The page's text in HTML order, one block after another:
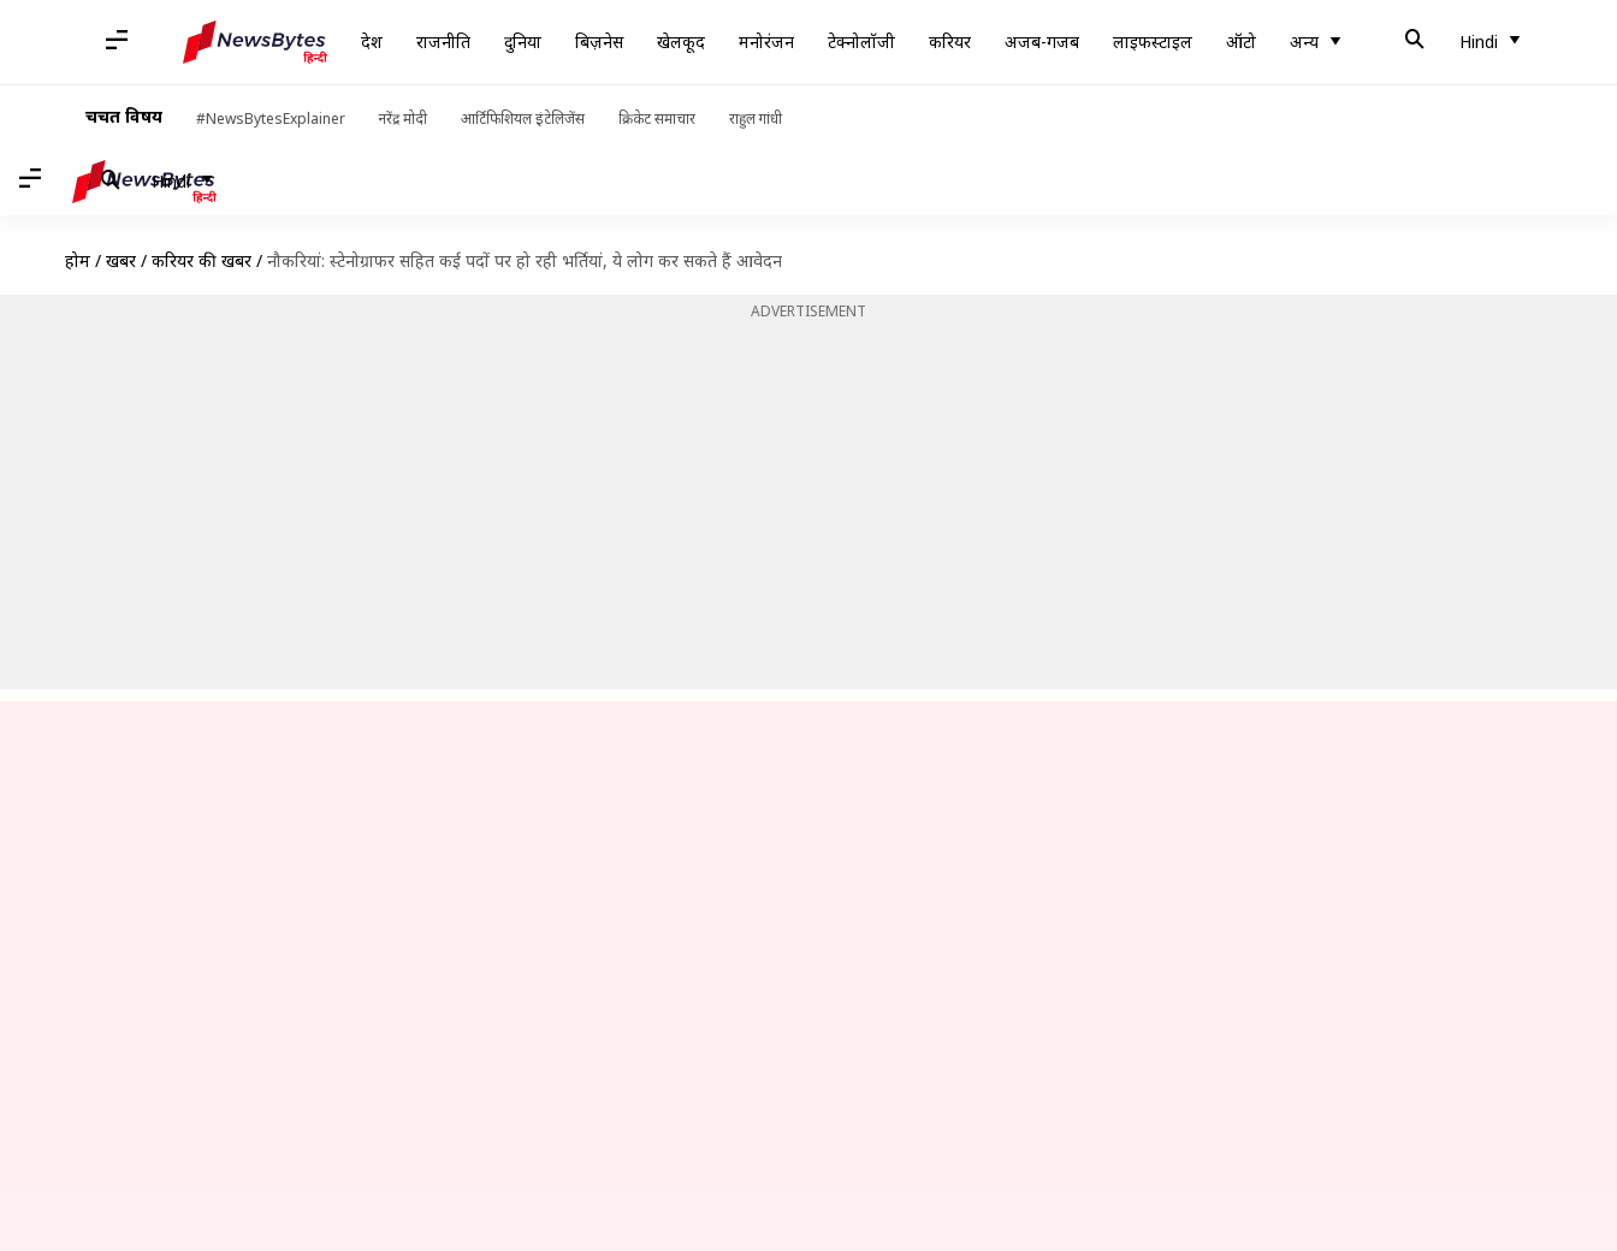
देश राजनीति दुनिया बिज़नेस खेलकूद मनोरंजन टेक्नोलॉजी करियर अजब-गजब लाइफस्टाइल ऑटो अन्य Hindi
चर्चित विषय #NewsBytesExplainer नरेंद्र मोदी आर्टिफिशियल इंटेलिजेंस क्रिकेट समाचार राहुल गांधी
Hindi
होम / खबरें / करियर की खबरें / नौकरियां: स्टेनोग्राफर सहित कई पदों पर हो रही भर्तियां, ये लोग कर सकते हैं आवेदन
ADVERTISEMENT